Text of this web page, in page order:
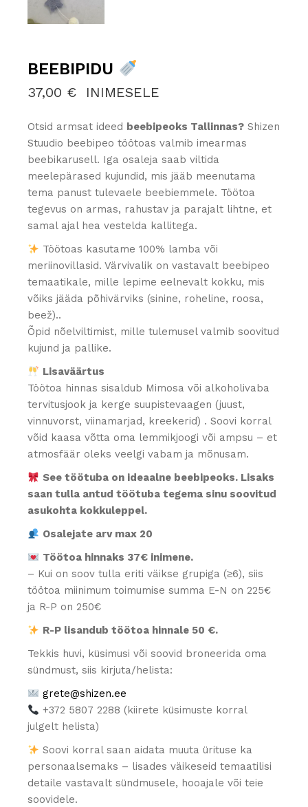
BEEBIPIDU
37,00 € INIMESELE
Otsid armsat ideed beebipeoks Tallinnas? Shizen
Stuudio beebipeo töötoas valmib imearmas
beebikarusell. Iga osaleja saab viltida
meelepärased kujundid, mis jääb meenutama
tema panust tulevaele beebiemmele. Töötoa
tegevus on armas, rahustav ja parajalt lihtne, et
samal ajal hea vestelda kallitega.
Töötoas kasutame 100% lamba või
meriinovillasid. Värvivalik on vastavalt beebipeo
temaatikale, mille lepime eelnevalt kokku, mis
võiks jääda põhivärviks (sinine, roheline, roosa,
beež)..
Õpid nõelviltimist, mille tulemusel valmib soovitud
kujund ja pallike.
Lisaväärtus
Töötoa hinnas sisaldub Mimosa või alkoholivaba
tervitusjook ja kerge suupistevaagen (juust,
vinnuvorst, viinamarjad, kreekerid) . Soovi korral
võid kaasa võtta oma lemmikjoogi või ampsu – et
atmosfäär oleks veelgi vabam ja mõnusam.
See töötuba on ideaalne beebipeoks. Lisaks
saan tulla antud töötuba tegema sinu soovitud
asukohta kokkuleppel.
Osalejate arv max 20
Töötoa hinnaks 37€ inimene.
– Kui on soov tulla eriti väikse grupiga (≥6), siis
töötoa miinimum toimumise summa E-N on 225€
ja R-P on 250€
R-P lisandub töötoa hinnale 50 €.
Tekkis huvi, küsimusi või soovid broneerida oma
sündmust, siis kirjuta/helista:
grete@shizen.ee
+372 5807 2288 (kiirete küsimuste korral
julgelt helista)
Soovi korral saan aidata muuta ürituse ka
personaalsemaks – lisades väikeseid temaatilisi
detaile vastavalt sündmusele, hooajale või teie
soovidele.